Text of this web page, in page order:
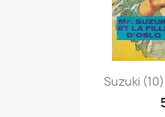
Suzuki